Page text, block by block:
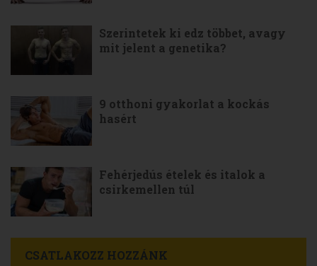
Szerintetek ki edz többet, avagy
mit jelent a genetika?
9 otthoni gyakorlat a kockás
hasért
Fehérjedús ételek és italok a
csirkemellen túl
CSATLAKOZZ HOZZÁNK